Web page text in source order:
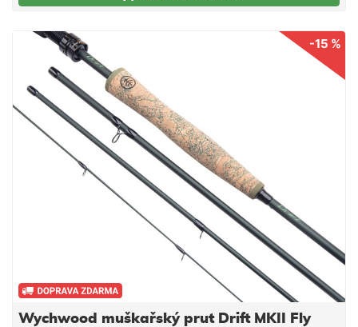
-15 %
Wychwood muškařský prut Drift MKII Fly